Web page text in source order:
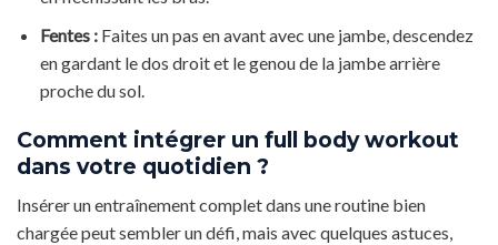
Fentes :Faites un pas en avant avec une jambe, descendez
en gardant le dos droit et le genou de la jambe arrière
proche du sol.
Comment intégrer un full body workout
dans votre quotidien ?
Insérer un entraînement complet dans une routine bien
chargée peut sembler un défi, mais avec quelques astuces,